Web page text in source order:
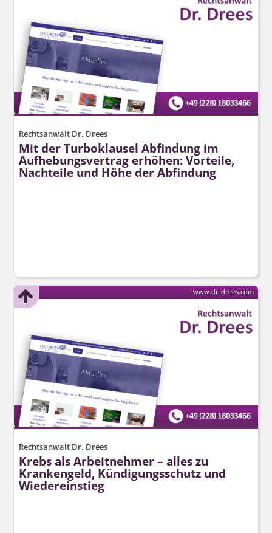
Rechtsanwalt Dr. Drees
Mit der Turboklausel Abfindung im
Aufhebungsvertrag erhöhen: Vorteile,
Nachteile und Höhe der Abfindung
Rechtsanwalt Dr. Drees
Krebs als Arbeitnehmer – alles zu
Krankengeld, Kündigungsschutz und
Wiedereinstieg
www.dr-drees.com